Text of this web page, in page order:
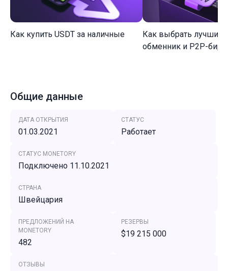
Как купить USDT за наличные
Как выбрать лучший
обменник и P2P-
Общие данные
ДАТА ОТКРЫТИЯ
01.03.2021
СТАТУС
Работает
СТАТУС MONETORY
Подключено 11.10.2021
СТРАНА
Швейцария
ПРЕДЛОЖЕНИЙ НА
MONETORY
482
РЕЗЕРВЫ
$19 215 000
ОТЗЫВЫ